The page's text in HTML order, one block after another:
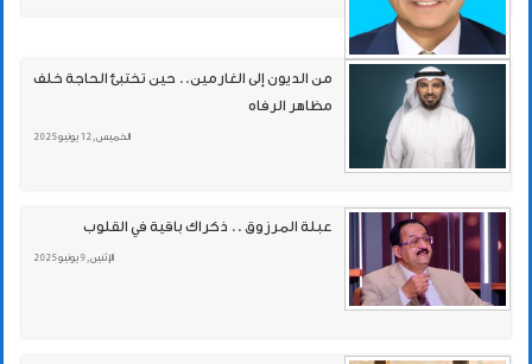
من الديون إلى الغارمين.. حين تختبئ الحاجة خلف
مظاهر الرفاه
الخميس , 12 يونيو 2025
عبلة المرزوق .. ذكراك باقية في القلوب
الإثنين , 9 يونيو 2025